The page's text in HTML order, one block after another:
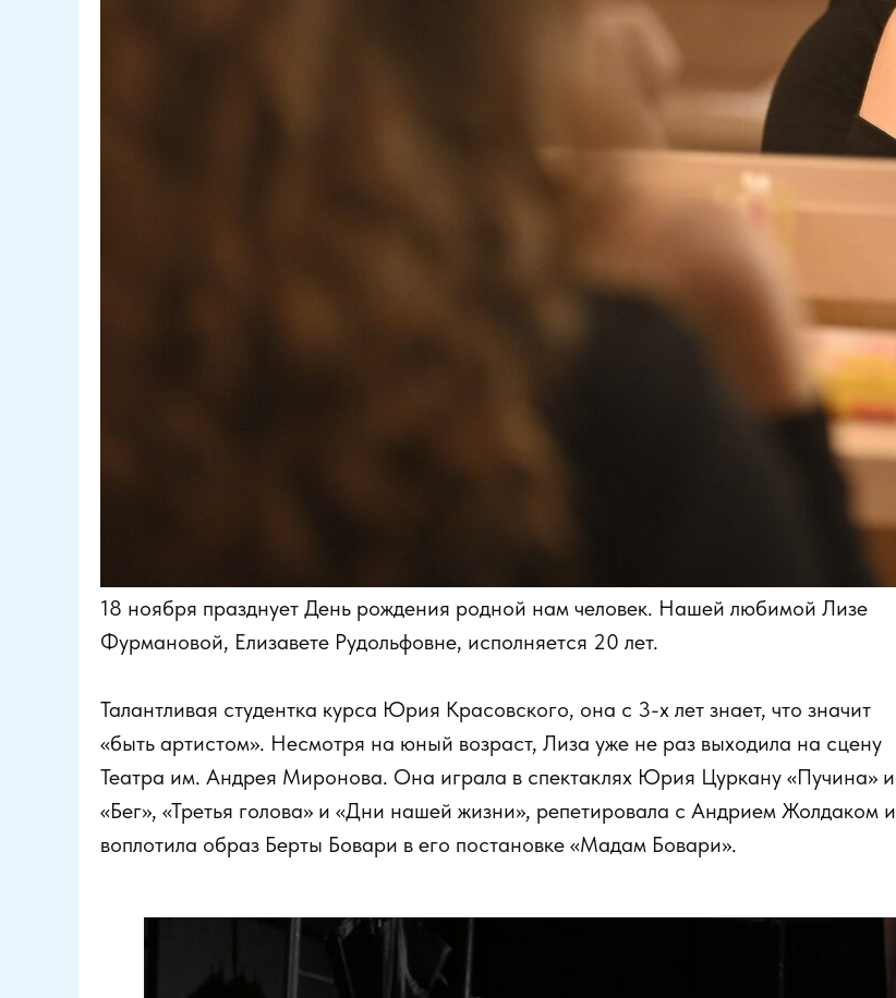
18 ноября празднует День рождения родной нам человек. Нашей любимой Лизе
Фурмановой, Елизавете Рудольфовне, исполняется 20 лет.
Талантливая студентка курса Юрия Красовского, она с 3-х лет знает, что значит
«быть артистом». Несмотря на юный возраст, Лиза уже не раз выходила на сцену
Театра им. Андрея Миронова. Она играла в спектаклях Юрия Цуркану «Пучина» и
«Бег», «Третья голова» и «Дни нашей жизни», репетировала с Андрием Жолдаком и
воплотила образ Берты Бовари в его постановке «Мадам Бовари».